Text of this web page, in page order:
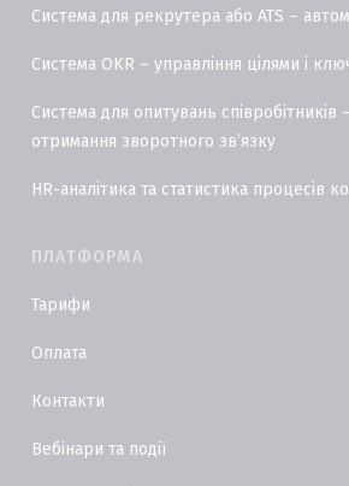
Система для рекрутера або ATS –
Система OKR – управління цілями і
Система для опитувань співробітників
отримання зворотного звʼязку
HR-аналітика та статистика процесів
ПЛАТФОРМА
Тарифи
Оплата
Контакти
Вебінари та події